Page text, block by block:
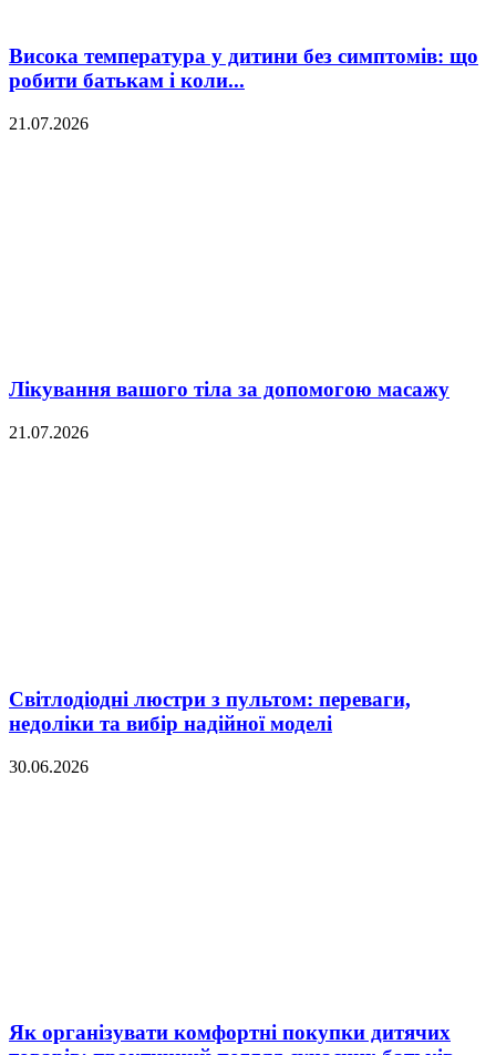
Висока температура у дитини без симптомів: що
робити батькам і коли...
21.07.2026
Лікування вашого тіла за допомогою масажу
21.07.2026
Світлодіодні люстри з пультом: переваги,
недоліки та вибір надійної моделі
30.06.2026
Як організувати комфортні покупки дитячих